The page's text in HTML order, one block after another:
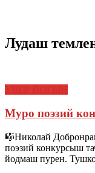
Лудаш
Муро поэзий
🎼Николай
поэзий конкурсыш
йодмаш пурен.